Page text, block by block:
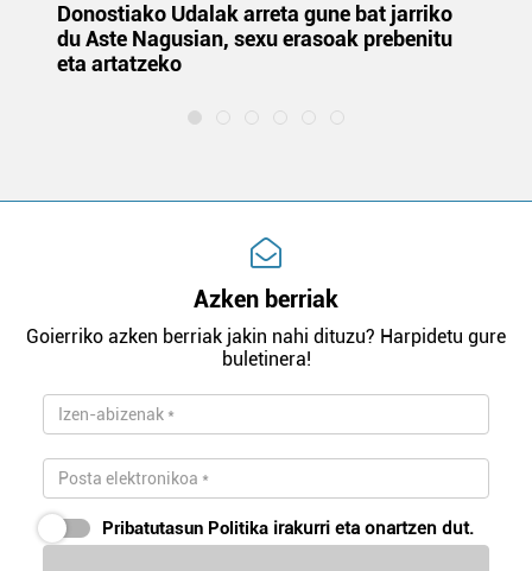
Donostiako Udalak arreta gune bat jarriko
du Aste Nagusian, sexu erasoak prebenitu
eta artatzeko
Azken berriak
Goierriko azken berriak jakin nahi dituzu? Harpidetu gure
buletinera!
Pribatutasun Politika irakurri eta onartzen dut.